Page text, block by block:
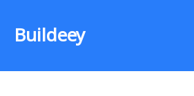
Buildeey